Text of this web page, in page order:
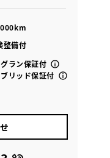
整備付
ラン保証付
リッド保証付